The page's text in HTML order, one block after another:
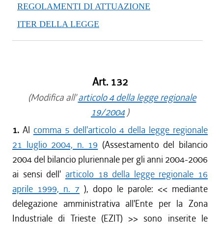
REGOLAMENTI DI ATTUAZIONE
ITER DELLA LEGGE
Art. 132
(Modifica all'articolo 4 della legge regionale
19/2004)
1. Al comma 5 dell'articolo 4 della legge regionale
21 luglio 2004, n. 19 (Assestamento del bilancio
2004 del bilancio pluriennale per gli anni 2004-2006
ai sensi dell' articolo 18 della legge regionale 16
aprile 1999, n. 7 ), dopo le parole: << mediante
delegazione amministrativa all'Ente per la Zona
Industriale di Trieste (EZIT) >> sono inserite le